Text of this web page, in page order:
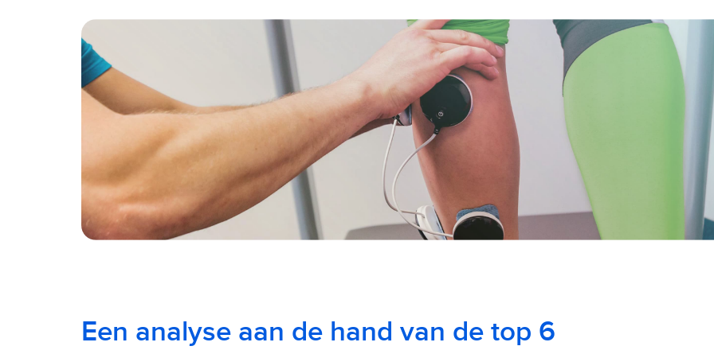
Een analyse aan de hand van de top 6